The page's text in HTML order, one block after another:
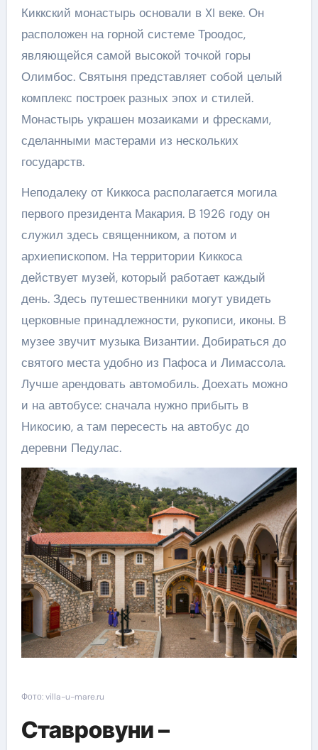
Киккский монастырь основали в XI веке. Он
расположен на горной системе Троодос,
являющейся самой высокой точкой горы
Олимбос. Святыня представляет собой целый
комплекс построек разных эпох и стилей.
Монастырь украшен мозаиками и фресками,
сделанными мастерами из нескольких
государств.
Неподалеку от Киккоса располагается могила
первого президента Макария. В 1926 году он
служил здесь священником, а потом и
архиепископом. На территории Киккоса
действует музей, который работает каждый
день. Здесь путешественники могут увидеть
церковные принадлежности, рукописи, иконы. В
музее звучит музыка Византии. Добираться до
святого места удобно из Пафоса и Лимассола.
Лучше арендовать автомобиль. Доехать можно
и на автобусе: сначала нужно прибыть в
Никосию, а там пересесть на автобус до
деревни Педулас.
Фото: villa-u-mare.ru
Ставровуни –